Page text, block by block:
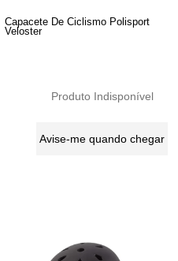
Capacete De Ciclismo Polisport
Veloster
Produto Indisponível
Avise-me quando chegar